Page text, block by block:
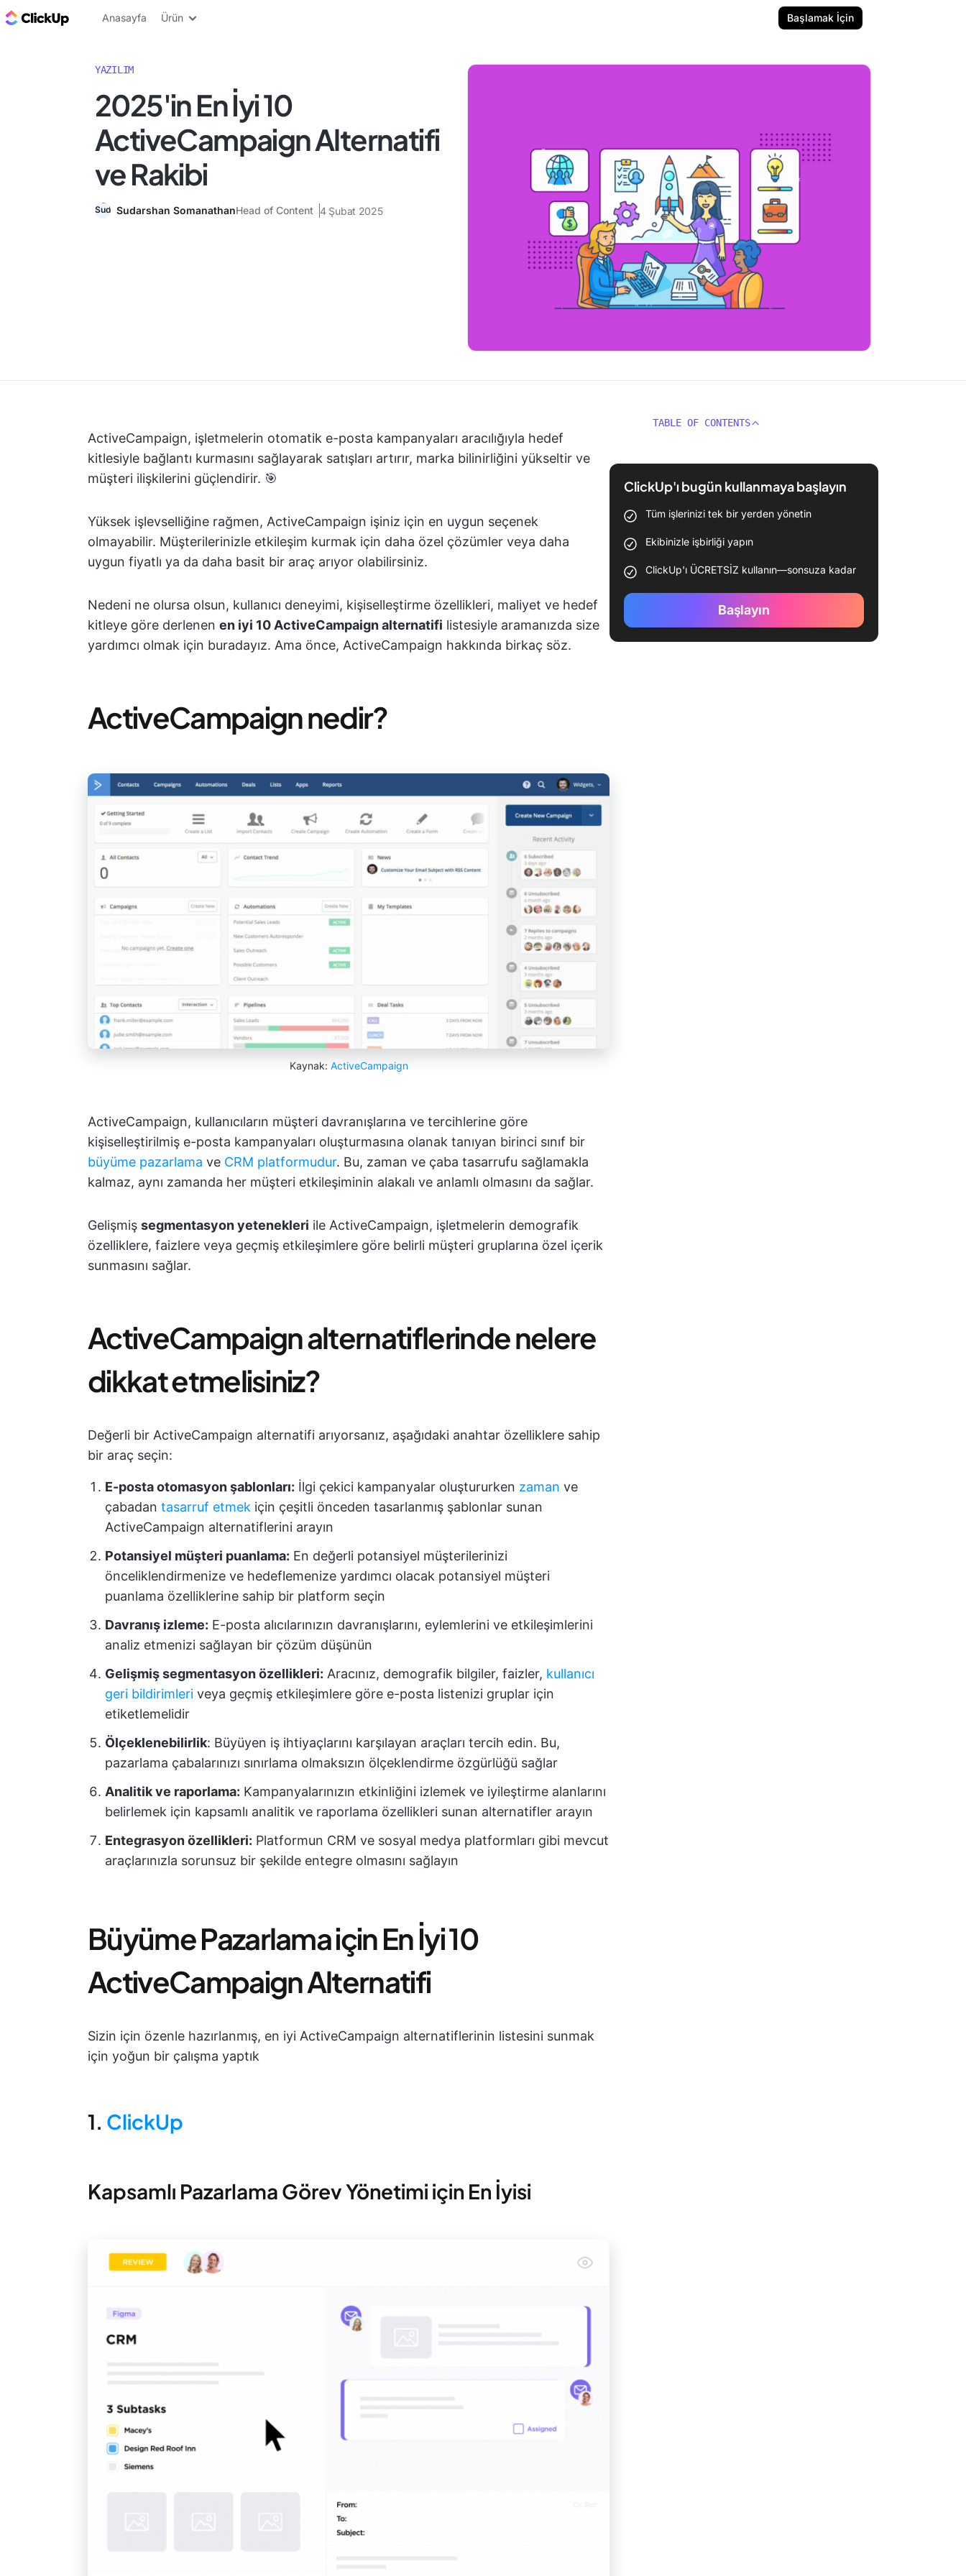
ClickUp Blog
Anasayfa Ürün Başlamak İçin
YAZILIM
2025'in En İyi 10
ActiveCampaign Alternatifi
ve Rakibi
Sudarshan SomanathanHead of Content 4 Şubat 2025
ActiveCampaign, işletmelerin otomatik e-posta kampanyaları aracılığıyla hedef
kitlesiyle bağlantı kurmasını sağlayarak satışları artırır, marka bilinirliğini yükseltir ve
müşteri ilişkilerini güçlendirir. 🎯
Yüksek işlevselliğine rağmen, ActiveCampaign işiniz için en uygun seçenek
olmayabilir. Müşterilerinizle etkileşim kurmak için daha özel çözümler veya daha
uygun fiyatlı ya da daha basit bir araç arıyor olabilirsiniz.
Nedeni ne olursa olsun, kullanıcı deneyimi, kişiselleştirme özellikleri, maliyet ve hedef
kitleye göre derlenen en iyi 10 ActiveCampaign alternatifi listesiyle aramanızda size
yardımcı olmak için buradayız. Ama önce, ActiveCampaign hakkında birkaç söz.
ActiveCampaign nedir?
Kaynak: ActiveCampaign
ActiveCampaign, kullanıcıların müşteri davranışlarına ve tercihlerine göre
kişiselleştirilmiş e-posta kampanyaları oluşturmasına olanak tanıyan birinci sınıf bir
büyüme pazarlama ve CRM platformudur. Bu, zaman ve çaba tasarrufu sağlamakla
kalmaz, aynı zamanda her müşteri etkileşiminin alakalı ve anlamlı olmasını da sağlar.
Gelişmiş segmentasyon yetenekleri ile ActiveCampaign, işletmelerin demografik
özelliklere, faizlere veya geçmiş etkileşimlere göre belirli müşteri gruplarına özel içerik
sunmasını sağlar.
ActiveCampaign alternatiflerinde nelere
dikkat etmelisiniz?
Değerli bir ActiveCampaign alternatifi arıyorsanız, aşağıdaki anahtar özelliklere sahip
bir araç seçin:
E-posta otomasyon şablonları: İlgi çekici kampanyalar oluştururken zaman ve
çabadan tasarruf etmek için çeşitli önceden tasarlanmış şablonlar sunan
ActiveCampaign alternatiflerini arayın
Potansiyel müşteri puanlama: En değerli potansiyel müşterilerinizi
önceliklendirmenize ve hedeflemenize yardımcı olacak potansiyel müşteri
puanlama özelliklerine sahip bir platform seçin
Davranış izleme: E-posta alıcılarınızın davranışlarını, eylemlerini ve etkileşimlerini
analiz etmenizi sağlayan bir çözüm düşünün
Gelişmiş segmentasyon özellikleri: Aracınız, demografik bilgiler, faizler, kullanıcı
geri bildirimleri veya geçmiş etkileşimlere göre e-posta listenizi gruplar için
etiketlemelidir
Ölçeklenebilirlik: Büyüyen iş ihtiyaçlarını karşılayan araçları tercih edin. Bu,
pazarlama çabalarınızı sınırlama olmaksızın ölçeklendirme özgürlüğü sağlar
Analitik ve raporlama: Kampanyalarınızın etkinliğini izlemek ve iyileştirme alanlarını
belirlemek için kapsamlı analitik ve raporlama özellikleri sunan alternatifler arayın
Entegrasyon özellikleri: Platformun CRM ve sosyal medya platformları gibi mevcut
araçlarınızla sorunsuz bir şekilde entegre olmasını sağlayın
Büyüme Pazarlama için En İyi 10
ActiveCampaign Alternatifi
Sizin için özenle hazırlanmış, en iyi ActiveCampaign alternatiflerinin listesini sunmak
için yoğun bir çalışma yaptık
1. ClickUp
Kapsamlı Pazarlama Görev Yönetimi için En İyisi
TABLE OF CONTENTS
ClickUp'ı bugün kullanmaya başlayın
Tüm işlerinizi tek bir yerden yönetin
Ekibinizle işbirliği yapın
ClickUp'ı ÜCRETSİZ kullanın—sonsuza kadar
Başlayın